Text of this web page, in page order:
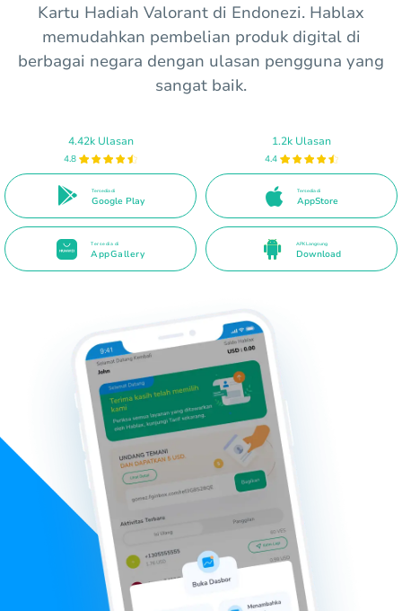
Kartu Hadiah Valorant di Endonezi. Hablax
memudahkan pembelian produk digital di
berbagai negara dengan ulasan pengguna yang
sangat baik.
4.42k Ulasan
4.8
Tersedia di
Google Play
1.2k Ulasan
4.4
Tersedia di
AppStore
Tersedia di
AppGallery
APK Langsung
Download